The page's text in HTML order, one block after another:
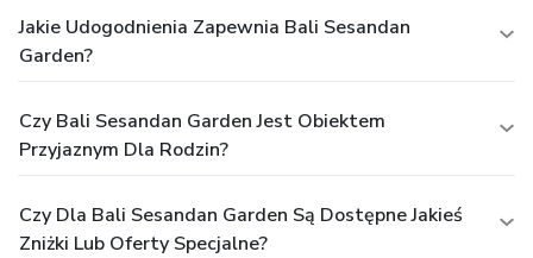
Jakie Udogodnienia Zapewnia Bali Sesandan
Garden?
Czy Bali Sesandan Garden Jest Obiektem
Przyjaznym Dla Rodzin?
Czy Dla Bali Sesandan Garden Są Dostępne Jakieś
Zniżki Lub Oferty Specjalne?